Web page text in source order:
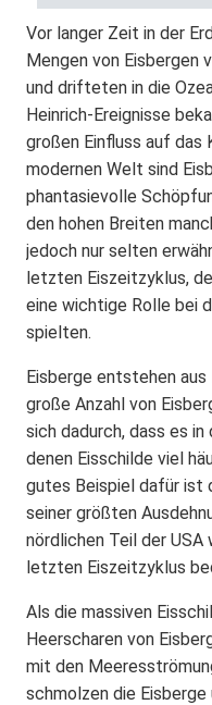
Vor langer Zeit in der
Mengen von Eisbergen
und drifteten in die
Heinrich-Ereignisse
großen Einfluss auf das
modernen Welt sind
phantasievolle
den hohen Breiten
jedoch nur selten
letzten Eiszeitzyklus,
eine wichtige Rolle bei
spielten.
Eisberge entstehen
große Anzahl von
sich dadurch, dass es
denen Eisschilde viel
gutes Beispiel dafür ist
seiner größten
nördlichen Teil der USA
letzten Eiszeitzyklus
Als die massiven
Heerscharen von
mit den
schmolzen die